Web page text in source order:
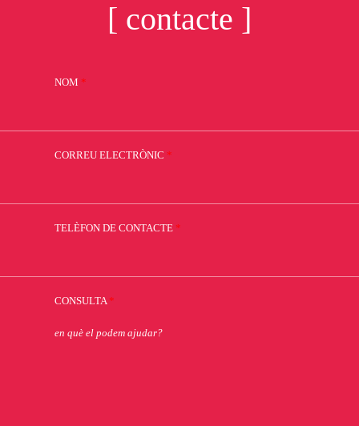
[ contacte ]
NOM *
CORREU ELECTRÒNIC *
TELÈFON DE CONTACTE *
CONSULTA *